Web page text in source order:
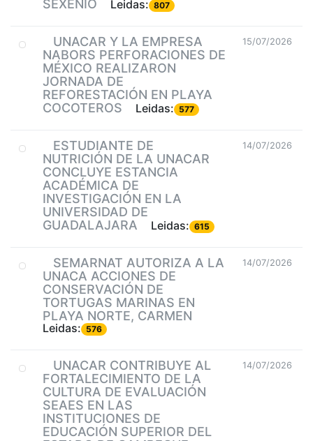
SEXENIO
Leidas: 807
UNACAR Y LA EMPRESA
NABORS PERFORACIONES DE
MÉXICO REALIZARON
JORNADA DE
REFORESTACIÓN EN PLAYA
COCOTEROS
Leidas: 577
15/07/2026
ESTUDIANTE DE
NUTRICIÓN DE LA UNACAR
CONCLUYE ESTANCIA
ACADÉMICA DE
INVESTIGACIÓN EN LA
UNIVERSIDAD DE
GUADALAJARA
Leidas: 615
14/07/2026
SEMARNAT AUTORIZA A LA
UNACA ACCIONES DE
CONSERVACIÓN DE
TORTUGAS MARINAS EN
PLAYA NORTE, CARMEN
Leidas: 576
14/07/2026
UNACAR CONTRIBUYE AL
FORTALECIMIENTO DE LA
CULTURA DE EVALUACIÓN
SEAES EN LAS
INSTITUCIONES DE
EDUCACIÓN SUPERIOR DEL
14/07/2026